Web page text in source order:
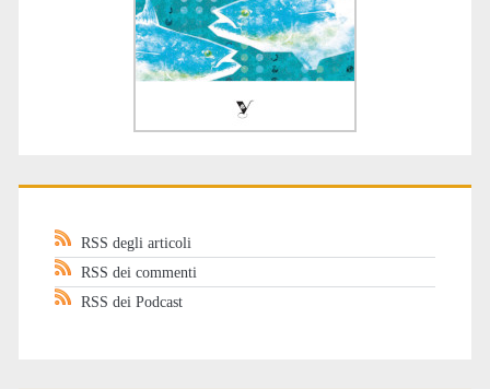
RSS degli articoli
RSS dei commenti
RSS dei Podcast